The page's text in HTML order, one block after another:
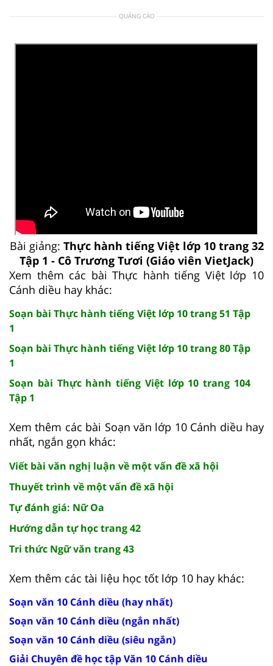
QUẢNG CÁO
Bài giảng: Thực hành tiếng Việt lớp 10 trang 32
Tập 1 - Cô Trương Tươi (Giáo viên VietJack)
Xem thêm các bài Thực hành tiếng Việt lớp 10
Cánh diều hay khác:
Soạn bài Thực hành tiếng Việt lớp 10 trang 51 Tập
1
Soạn bài Thực hành tiếng Việt lớp 10 trang 80 Tập
1
Soạn bài Thực hành tiếng Việt lớp 10 trang 104
Tập 1
Xem thêm các bài Soạn văn lớp 10 Cánh diều hay
nhất, ngắn gọn khác:
Viết bài văn nghị luận về một vấn đề xã hội
Thuyết trình về một vấn đề xã hội
Tự đánh giá: Nữ Oa
Hướng dẫn tự học trang 42
Tri thức Ngữ văn trang 43
Xem thêm các tài liệu học tốt lớp 10 hay khác:
Soạn văn 10 Cánh diều (hay nhất)
Soạn văn 10 Cánh diều (ngắn nhất)
Soạn văn 10 Cánh diều (siêu ngắn)
Giải Chuyên đề học tập Văn 10 Cánh diều